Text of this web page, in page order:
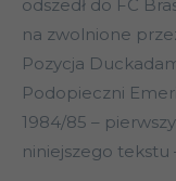
odszedł do FC
na zwolnione
Pozycja
Podopieczni
1984/85 –
niniejszego tekstu